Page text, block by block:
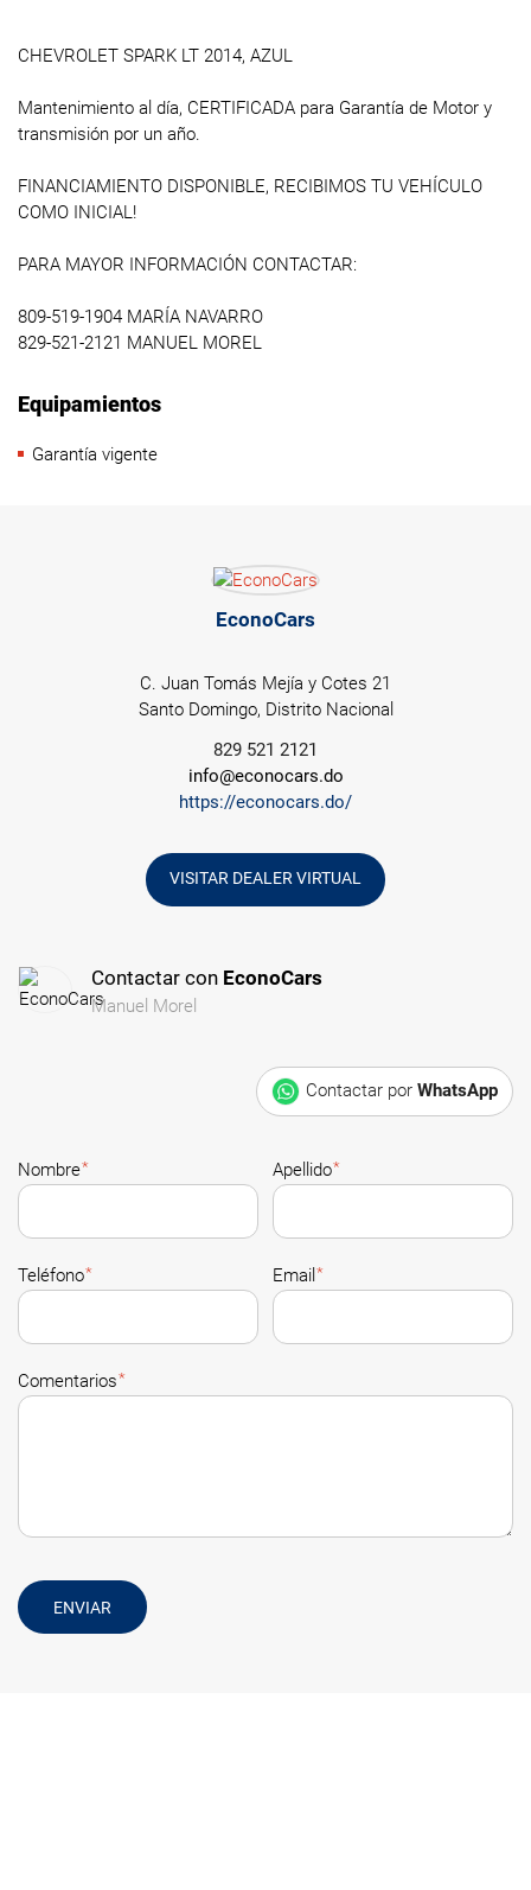
CHEVROLET SPARK LT 2014, AZUL
Mantenimiento al día, CERTIFICADA para Garantía de Motor y
transmisión por un año.
FINANCIAMIENTO DISPONIBLE, RECIBIMOS TU VEHÍCULO
COMO INICIAL!
PARA MAYOR INFORMACIÓN CONTACTAR:
809-519-1904 MARÍA NAVARRO
829-521-2121 MANUEL MOREL
Equipamientos
Garantía vigente
EconoCars
C. Juan Tomás Mejía y Cotes 21
Santo Domingo, Distrito Nacional
829 521 2121
info@econocars.do
https://econocars.do/
VISITAR DEALER VIRTUAL
Contactar con EconoCars
Manuel Morel
Contactar por WhatsApp
Nombre* Apellido*
Teléfono* Email *
Comentarios*
ENVIAR